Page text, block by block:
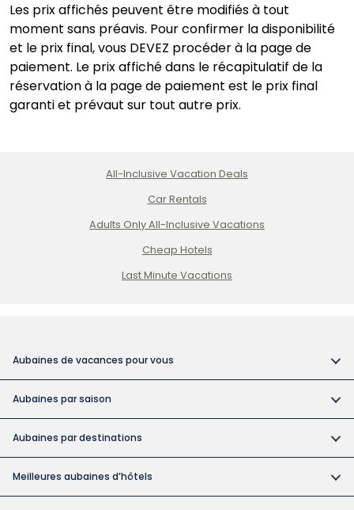
Les prix affichés peuvent être modifiés à tout
moment sans préavis. Pour confirmer la disponibilité
et le prix final, vous DEVEZ procéder à la page de
paiement. Le prix affiché dans le récapitulatif de la
réservation à la page de paiement est le prix final
garanti et prévaut sur tout autre prix.
All-Inclusive Vacation Deals
Car Rentals
Adults Only All-Inclusive Vacations
Cheap Hotels
Last Minute Vacations
Aubaines de vacances pour vous
Vacances abordables
Catégories d'hôtels à Cuba
Aubaines par saison
Aubaine des vacances de la construction
Les forfaits vacances de Noël et du Nouvel An
Aubaines par destinations
Meilleures aubaines d’hôtels